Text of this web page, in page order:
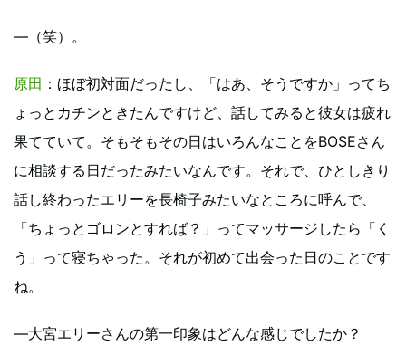
―（笑）。
原田 ：ほぼ初対面だったし、「はあ、そうですか」ってち
ょっとカチンときたんですけど、話してみると彼女は疲れ
果てていて。そもそもその日はいろんなことをBOSEさん
に相談する日だったみたいなんです。それで、ひとしきり
話し終わったエリーを長椅子みたいなところに呼んで、
「ちょっとゴロンとすれば？」ってマッサージしたら「く
う」って寝ちゃった。それが初めて出会った日のことです
ね。
―大宮エリーさんの第一印象はどんな感じでしたか？